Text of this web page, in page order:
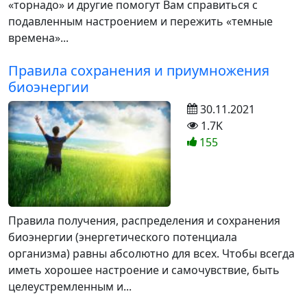
«торнадо» и другие помогут Вам справиться с
подавленным настроением и пережить «темные
времена»...
Правила сохранения и приумножения
биоэнергии
Правила получения, распределения и сохранения
биоэнергии (энергетического потенциала
организма) равны абсолютно для всех. Чтобы всегда
иметь хорошее настроение и самочувствие, быть
целеустремленным и...
30.11.2021
1.7K
155